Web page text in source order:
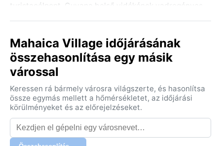
turistacélpont, Guyana belső vidékének vadregényes
Az Af éghajlati besorolás – trópusi esőerdő-klíma – azt
jelenti, hogy Mahaicában nincs valódi évszakváltás:
az év minden hónapjában magas a hőmérséklet, 26–
szinte állandóan 80% fölött van. A csapadék
eloszlása egyenletes, bár két nedvesebb időszak is
kirajzolódik: május–júliusban és november–januárban
a legintenzívebbek a záporok, gyakran zivatarokkal. A
„tél” itt párásabb, a „nyár” (február–április) viszonylag
Mahaica Village időjárásának
összehasonlítása egy másik
várossal
Keressen rá bármely városra világszerte, és hasonlítsa
össze egymás mellett a hőmérsékletet, az időjárási
körülményeket és az előrejelzéseket.